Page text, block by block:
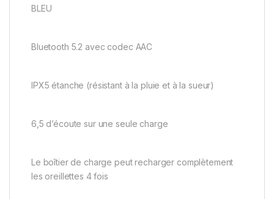
BLEU
Bluetooth 5.2 avec codec AAC
IPX5 étanche (résistant à la pluie et à la sueur)
6,5 d’écoute sur une seule charge
Le boîtier de charge peut recharger complètement
les oreillettes 4 fois